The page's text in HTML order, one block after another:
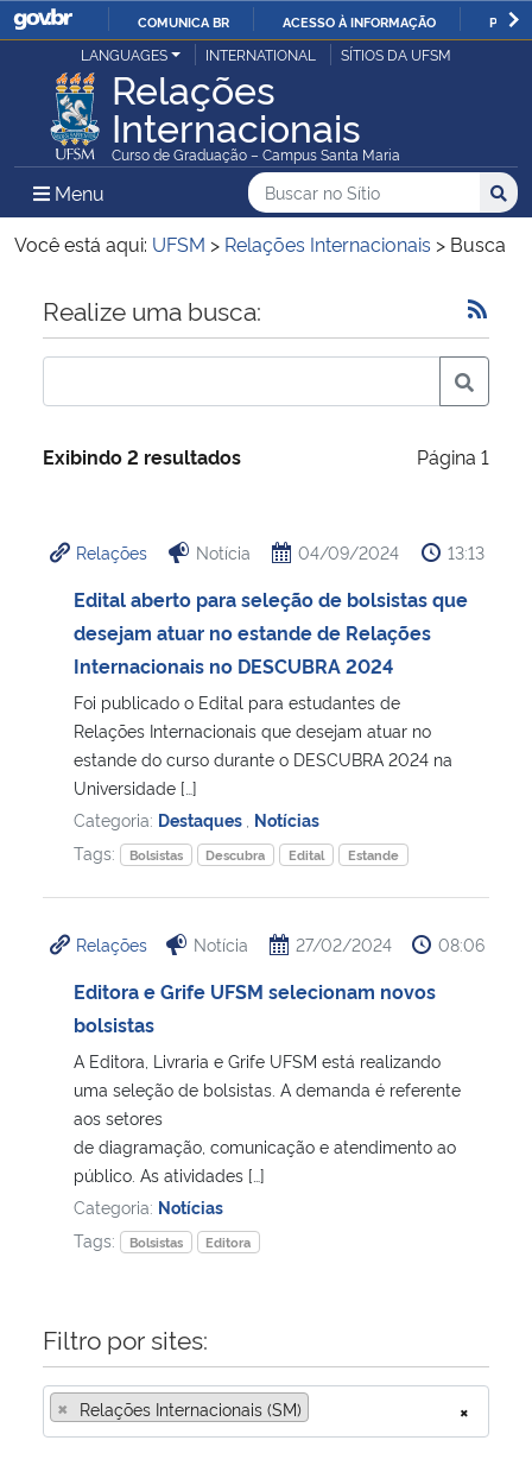
IR
PARA
O
CONTEÚDO
COMUNICA BR ACESSO À INFORMAÇÃO
Ministério da Justiça e Segurança Pública
Ministério da Defesa
Ministério das Relações Exteriores
Ministério da Economia
Ministério da Infraestrutura
Ministério da Cidadania
Ministério de Minas e Energia
Ministério da Ciência, Tecnologia, Inovações e Comunicações
Ministério do Turismo
Ministério do Desenvolvimento Regional
Controladoria-Geral da União
Ministério da Mulher, da Família e dos Direitos Humanos
Secretaria-Geral
Secretaria de Governo
Gabinete de Segurança Institucional
Banco Central do Brasil
Planalto
LANGUAGES INTERNATIONAL SÍTIOS DA UFSM
Relações
Internacionais
Curso de Graduação – Campus Santa Maria
Menu Menu Principal do Sítio
Busca
Buscar no no Sítio
Busca:
Você está aqui: UFSM > Relações Internacionais > Busca
Início do conteúdo
Realize uma busca:
Exibindo 2 resultados Página 1
Relações Notícia 04/09/2024 13:13
Edital aberto para seleção de bolsistas que
desejam atuar no estande de Relações
Internacionais no DESCUBRA 2024
Foi publicado o Edital para estudantes de
Relações Internacionais que desejam atuar no
estande do curso durante o DESCUBRA 2024 na
Universidade […]
Categoria: Destaques Notícias
Tags:
Bolsistas Descubra Edital Estande
Relações Notícia 27/02/2024 08:06
Editora e Grife UFSM selecionam novos
bolsistas
A Editora, Livraria e Grife UFSM está realizando
uma seleção de bolsistas. A demanda é referente
aos setores
de diagramação, comunicação e atendimento ao
público. As atividades […]
Categoria: Notícias
Tags:
Bolsistas Editora
Filtro por sites:
×
× Relações Internacionais (SM)